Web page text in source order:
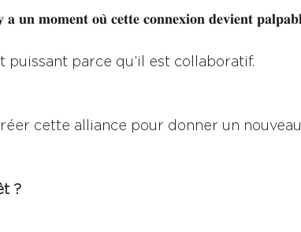
𝐚 𝐮𝐧 𝐦𝐨𝐦𝐞𝐧𝐭 𝐨𝐮̀ 𝐜𝐞𝐭𝐭𝐞 𝐜𝐨𝐧𝐧𝐞𝐱𝐢𝐨𝐧 𝐝𝐞𝐯𝐢𝐞𝐧𝐭
puissant parce qu’il est collaboratif.
cette alliance pour donner un
?